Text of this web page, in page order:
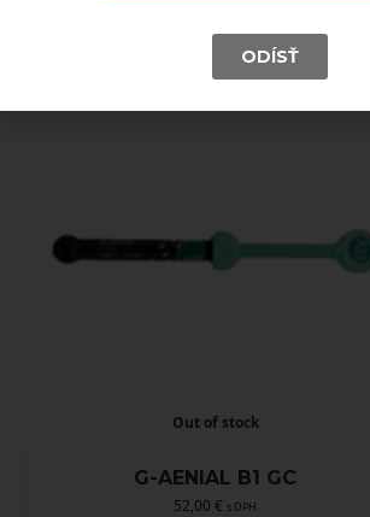
Out of stock
G-AENIAL B1 GC
52,00€ s DPH
ODÍSŤ